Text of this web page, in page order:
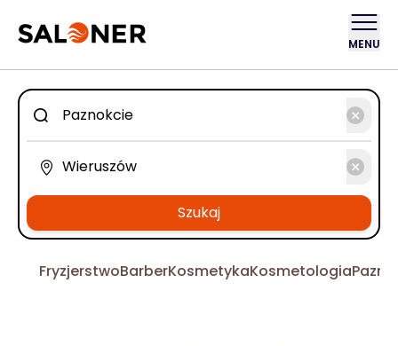
MENU
Szukaj
FryzjerstwoBarberKosmetykaKosmetologia